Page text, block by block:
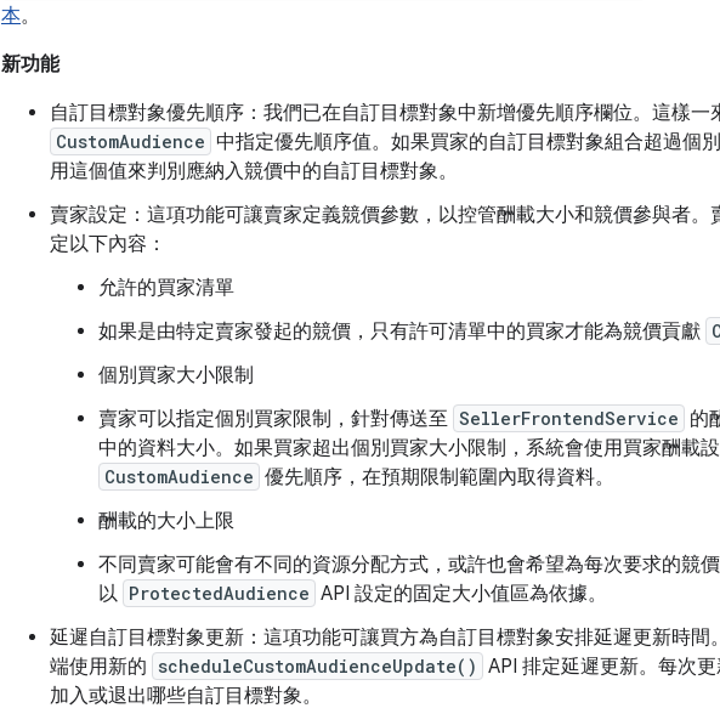
本。
新功能
自訂目標對象優先順序：我們已在自訂目標對象中新增優先順序欄位。這樣一
CustomAudience 中指定優先順序值。如果買家的自訂目標對象組合超過個
用這個值來判別應納入競價中的自訂目標對象。
賣家設定：這項功能可讓賣家定義競價參數，以控管酬載大小和競價參與者。
定以下內容：
允許的買家清單
如果是由特定賣家發起的競價，只有許可清單中的買家才能為競價貢獻
個別買家大小限制
賣家可以指定個別買家限制，針對傳送至 SellerFrontendService 的
中的資料大小。如果買家超出個別買家大小限制，系統會使用買家酬載
CustomAudience 優先順序，在預期限制範圍內取得資料。
酬載的大小上限
不同賣家可能會有不同的資源分配方式，或許也會希望為每次要求的競
以 ProtectedAudience API 設定的固定大小值區為依據。
延遲自訂目標對象更新：這項功能可讓買方為自訂目標對象安排延遲更新時間
端使用新的 scheduleCustomAudienceUpdate() API 排定延遲更新。每次
加入或退出哪些自訂目標對象。